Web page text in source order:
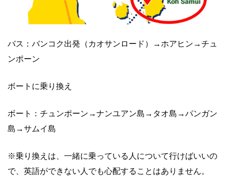
バス：バンコク出発（カオサンロード）→ホアヒン→チュ
ンポーン
ボートに乗り換え
ボート：チュンポーン→ナンユアン島→タオ島→パンガン
島→サムイ島
※乗り換えは、一緒に乗っている人について行けばいいの
で、英語ができない人でも心配することはありません。